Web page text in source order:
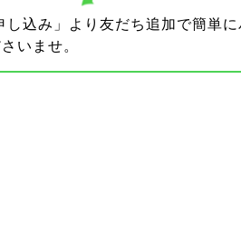
し込み」より友だち追加で簡単
いませ。